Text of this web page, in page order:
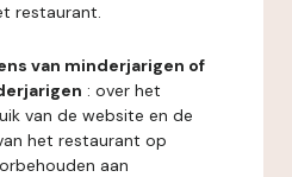
restaurant.
van minderjarigen of
: over het
van de website en de
het restaurant op
aan